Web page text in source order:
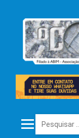
Pesquisar por: